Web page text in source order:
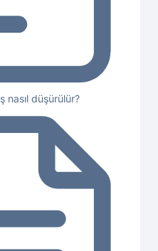
nasıl düşürülür?